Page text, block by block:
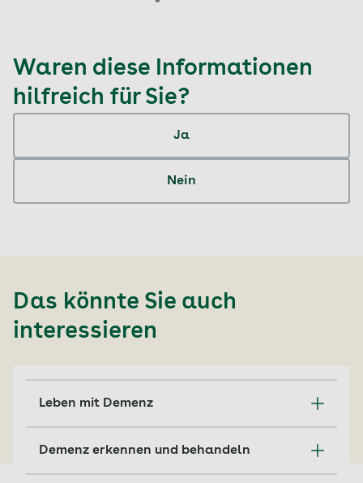
Waren diese Informationen
hilfreich für Sie?
Ja
Nein
Das könnte Sie auch
interessieren
Leben mit Demenz
Erkrankungen im Alter und zeigt einige
typische Symptome.
Demenz erkennen und behandeln